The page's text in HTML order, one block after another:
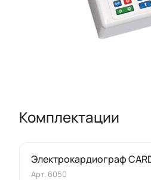
Комплектации
Электрокардиограф
Арт. 6050